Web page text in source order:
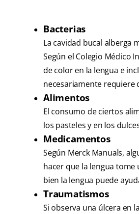
Bacterias
La cavidad bucal alberga
Según el Colegio Médico
de color en la lengua e
necesariamente requiere
Alimentos
El consumo de ciertos
los pasteles y en los
Medicamentos
Según Merck Manuals,
hacer que la lengua
bien la lengua puede
Traumatismos
Si observa una úlcera en